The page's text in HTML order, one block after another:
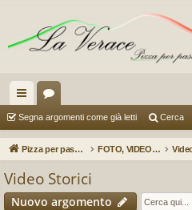
oll
eg
or
u
Segna argomenti come già letti Cerca
Pizza per passione enon solo... FOTO, VIDEO, REPORTAGES E RECENSIONI (a cura di Pere153)
Video Storici
Nuovo argomento